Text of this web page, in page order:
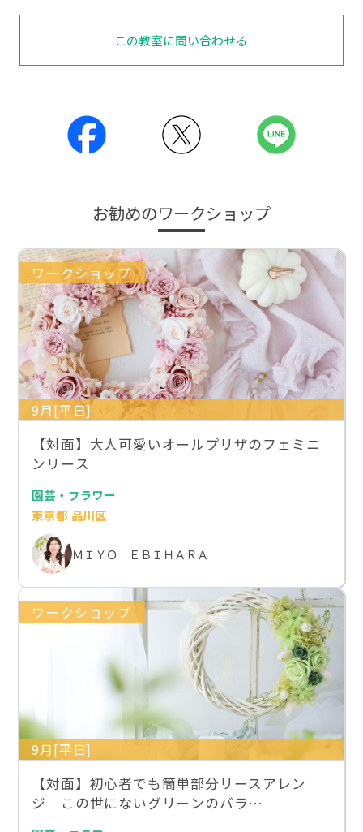
この教室に問い合わせる
お勧めのワークショップ
ワークショップ
9月[平日]
【対面】大人可愛いオールプリザのフェミニ
ンリース
園芸・フラワー
東京都 品川区
ＭＩＹＯ ＥＢＩＨＡＲＡ
ワークショップ
9月[平日]
【対面】初心者でも簡単部分リースアレン
ジ この世にないグリーンのバラ…